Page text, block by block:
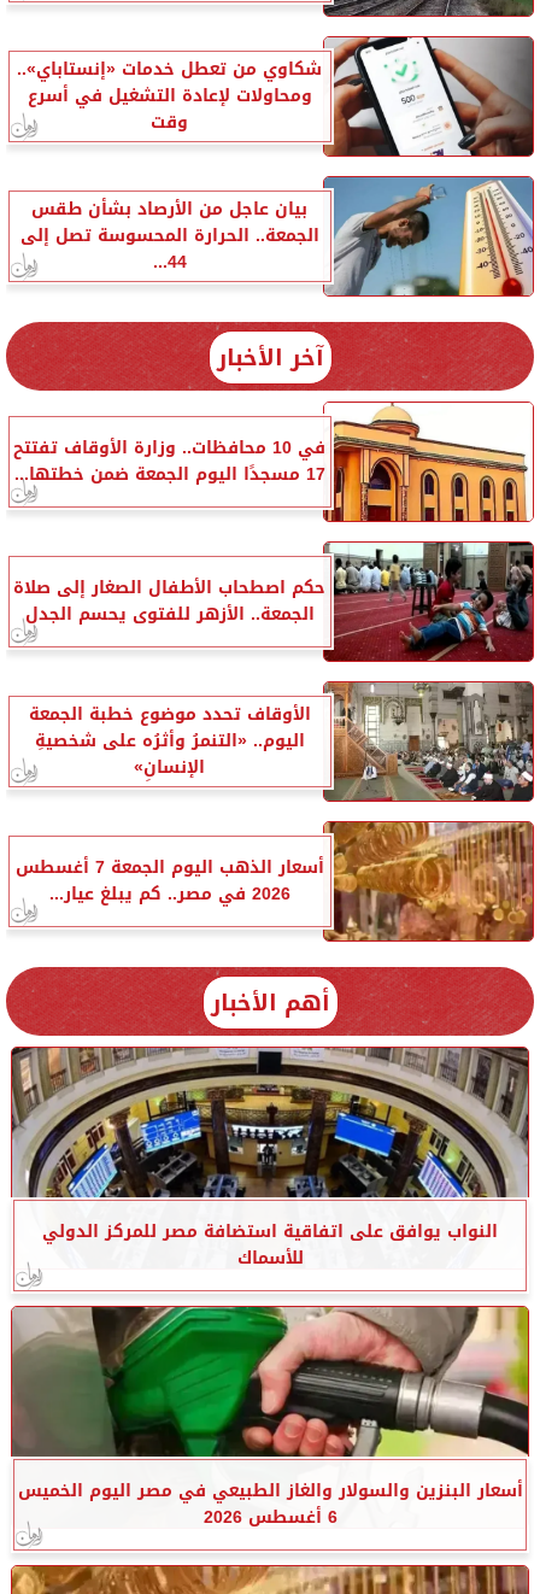
شكاوي من تعطل خدمات «إنستاباي»..
ومحاولات لإعادة التشغيل في أسرع
وقت
بيان عاجل من الأرصاد بشأن طقس
الجمعة.. الحرارة المحسوسة تصل إلى
44...
آخر الأخبار
في 10 محافظات.. وزارة الأوقاف تفتتح
17 مسجدًا اليوم الجمعة ضمن خطتها...
حكم اصطحاب الأطفال الصغار إلى صلاة
الجمعة.. الأزهر للفتوى يحسم الجدل
الأوقاف تحدد موضوع خطبة الجمعة
اليوم.. «التنمرُ وأثرُه على شخصيةِ
الإنسانِ»
أسعار الذهب اليوم الجمعة 7 أغسطس
2026 في مصر.. كم يبلغ عيار...
أهم الأخبار
النواب يوافق على اتفاقية استضافة مصر للمركز الدولي
للأسماك
أسعار البنزين والسولار والغاز الطبيعي في مصر اليوم الخميس
6 أغسطس 2026